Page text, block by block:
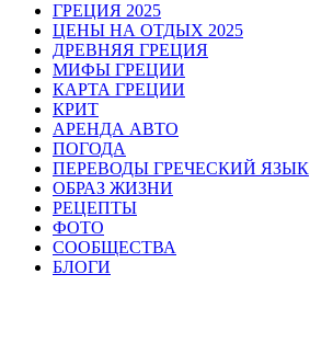
ГРЕЦИЯ 2025
ЦЕНЫ НА ОТДЫХ 2025
ДРЕВНЯЯ ГРЕЦИЯ
МИФЫ ГРЕЦИИ
КАРТА ГРЕЦИИ
КРИТ
АРЕНДА АВТО
ПОГОДА
ПЕРЕВОДЫ ГРЕЧЕСКИЙ ЯЗЫК
ОБРАЗ ЖИЗНИ
РЕЦЕПТЫ
ФОТО
СООБЩЕСТВА
БЛОГИ